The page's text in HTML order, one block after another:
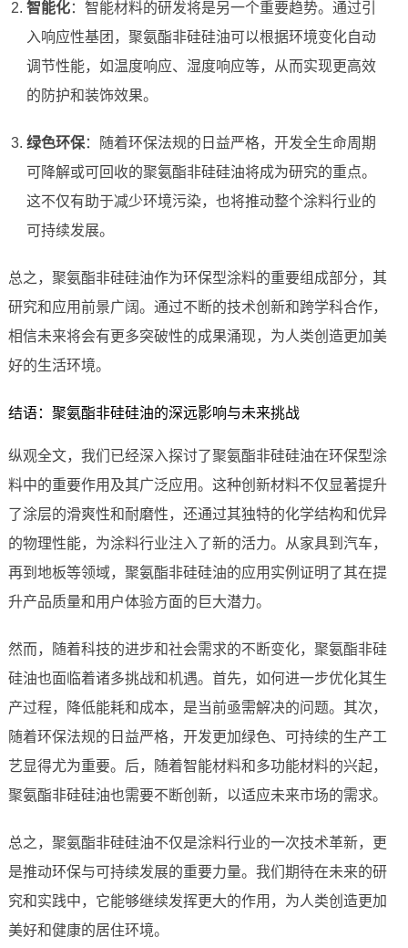
智能化：智能材料的研发将是另一个重要趋势。通过引
入响应性基团，聚氨酯非硅硅油可以根据环境变化自动
调节性能，如温度响应、湿度响应等，从而实现更高效
的防护和装饰效果。
绿色环保：随着环保法规的日益严格，开发全生命周期
可降解或可回收的聚氨酯非硅硅油将成为研究的重点。
这不仅有助于减少环境污染，也将推动整个涂料行业的
可持续发展。
总之，聚氨酯非硅硅油作为环保型涂料的重要组成部分，其
研究和应用前景广阔。通过不断的技术创新和跨学科合作，
相信未来将会有更多突破性的成果涌现，为人类创造更加美
好的生活环境。
结语：聚氨酯非硅硅油的深远影响与未来挑战
纵观全文，我们已经深入探讨了聚氨酯非硅硅油在环保型涂
料中的重要作用及其广泛应用。这种创新材料不仅显著提升
了涂层的滑爽性和耐磨性，还通过其独特的化学结构和优异
的物理性能，为涂料行业注入了新的活力。从家具到汽车，
再到地板等领域，聚氨酯非硅硅油的应用实例证明了其在提
升产品质量和用户体验方面的巨大潜力。
然而，随着科技的进步和社会需求的不断变化，聚氨酯非硅
硅油也面临着诸多挑战和机遇。首先，如何进一步优化其生
产过程，降低能耗和成本，是当前亟需解决的问题。其次，
随着环保法规的日益严格，开发更加绿色、可持续的生产工
艺显得尤为重要。后，随着智能材料和多功能材料的兴起，
聚氨酯非硅硅油也需要不断创新，以适应未来市场的需求。
总之，聚氨酯非硅硅油不仅是涂料行业的一次技术革新，更
是推动环保与可持续发展的重要力量。我们期待在未来的研
究和实践中，它能够继续发挥更大的作用，为人类创造更加
美好和健康的居住环境。